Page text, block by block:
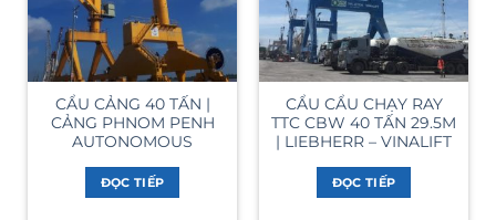
CẨU CẢNG 40 TẤN |
CẢNG PHNOM PENH
AUTONOMOUS
ĐỌC TIẾP
CẨU CẨU CHẠY RAY
TTC CBW 40 TẤN 29.5M
| LIEBHERR – VINALIFT
ĐỌC TIẾP